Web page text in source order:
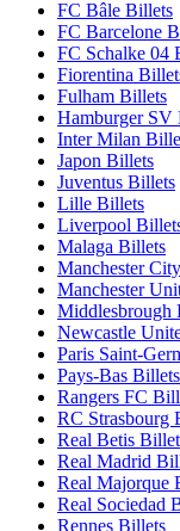
FC Bâle Billets
FC Barcelone
FC Schalke 04
Fiorentina
Fulham Billets
Hamburger SV
Inter Milan
Japon Billets
Juventus Billets
Lille Billets
Liverpool
Malaga Billets
Manchester
Manchester
Middlesbrough
Newcastle
Paris Saint-
Pays-Bas Billets
Rangers FC
RC Strasbourg
Real Betis
Real Madrid
Real Majorque
Real Sociedad
Rennes Billets